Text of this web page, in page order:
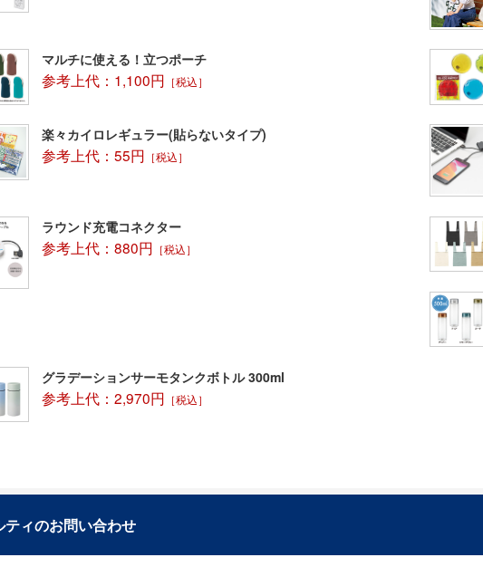
マルチに使える！立つポーチ
参考上代：1,100円 ［税込］
楽々カイロレギュラー(貼らないタイプ)
参考上代：55円 ［税込］
ラウンド充電コネクター
参考上代：880円 ［税込］
グラデーションサーモタンクボトル 300ml
参考上代：2,970円 ［税込］
ティのお問い合わせ